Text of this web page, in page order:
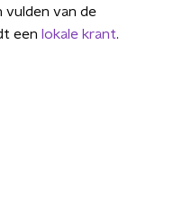
vulden van de
een lokale krant.